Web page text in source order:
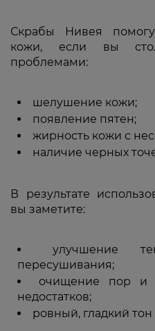
Скрабы Нивея
кожи, если вы
проблемами:
шелушение кожи;
появление пятен;
жирность кожи с
наличие черных
В результате
вы заметите:
улучшение
пересушивания;
очищение пор и
недостатков;
ровный, гладкий тон